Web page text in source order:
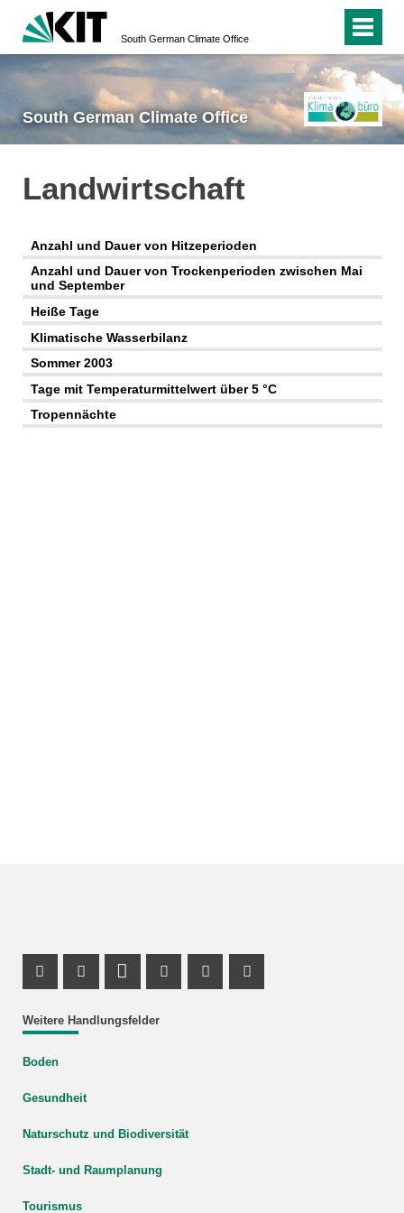
South German Climate Office
South German Climate Office
Landwirtschaft
Anzahl und Dauer von Hitzeperioden
Anzahl und Dauer von Trockenperioden zwischen Mai
und September
Heiße Tage
Klimatische Wasserbilanz
Sommer 2003
Tage mit Temperaturmittelwert über 5 °C
Tropennächte
Weitere Handlungsfelder
Boden
Gesundheit
Naturschutz und Biodiversität
Stadt- und Raumplanung
Tourismus
Facebook Profile
X Channel (Twitter)
LinkedIn Profile
Youtube Profile
Xing Profile
Instagram Profile